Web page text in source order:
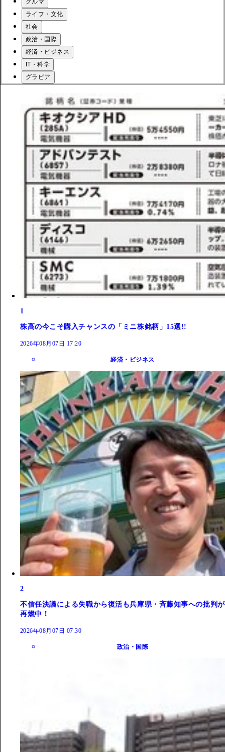
クルマ
ライフ・文化
社会
政治・国際
経済・ビジネス
IT・科学
グラビア
1
株高の今こそ購入チャンスの「ミニ株銘柄」15選!!
2026年08月07日 17:20
経済・ビジネス
2
不信任決議による失職から復活も兵庫県・斉藤知事への批判が
再燃中！
2026年08月07日 07:30
政治・国際